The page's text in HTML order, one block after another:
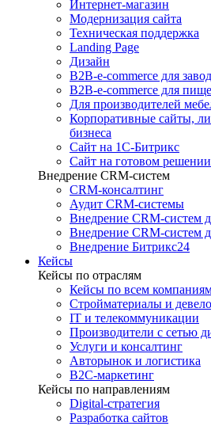
Интернет-магазин
Модернизация сайта
Техническая поддержка
Landing Page
Дизайн
B2B-e-commerce для
B2B-e-commerce для
Для производителей
Корпоративные сайты,
бизнеса
Сайт на 1С-Битрикс
Сайт на готовом решении
Внедрение CRM-систем
CRM-консалтинг
Аудит CRM-системы
Внедрение CRM-систем
Внедрение CRM-систем
Внедрение Битрикс24
Кейсы
Кейсы по отраслям
Кейсы по всем
Стройматериалы и
IT и телекоммуникации
Производители с сетью
Услуги и консалтинг
Авторынок и логистика
B2С-маркетинг
Кейсы по направлениям
Digital-стратегия
Разработка сайтов